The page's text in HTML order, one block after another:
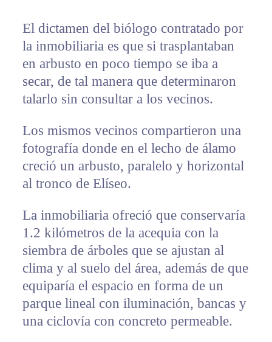
El dictamen del biólogo contratado por
la inmobiliaria es que si trasplantaban
en arbusto en poco tiempo se iba a
secar, de tal manera que determinaron
talarlo sin consultar a los vecinos.
Los mismos vecinos compartieron una
fotografía donde en el lecho de álamo
creció un arbusto, paralelo y horizontal
al tronco de Elíseo.
La inmobiliaria ofreció que conservaría
1.2 kilómetros de la acequia con la
siembra de árboles que se ajustan al
clima y al suelo del área, además de que
equiparía el espacio en forma de un
parque lineal con iluminación, bancas y
una ciclovía con concreto permeable.